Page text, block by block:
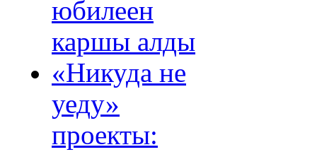
юбилеен
каршы алды
«Никуда не
уеду»
проекты: